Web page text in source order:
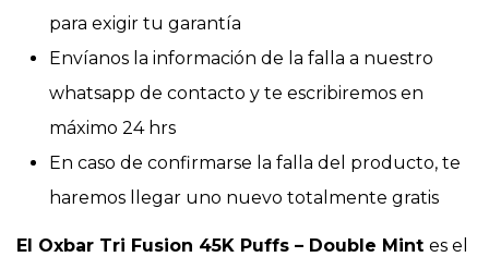
para exigir tu garantía
Envíanos la información de la falla a nuestro
whatsapp de contacto y te escribiremos en
máximo 24 hrs
En caso de confirmarse la falla del producto, te
haremos llegar uno nuevo totalmente gratis
El Oxbar Tri Fusion 45K Puffs – Double Mint es el